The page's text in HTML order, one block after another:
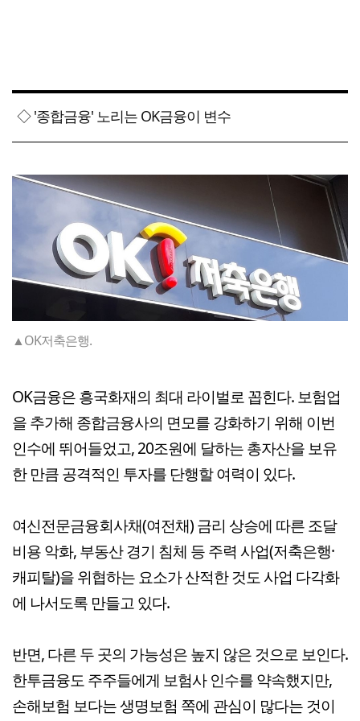
◇ '종합금융' 노리는 OK금융이 변수
▲OK저축은행.
OK금융은 흥국화재의 최대 라이벌로 꼽힌다. 보험업
을 추가해 종합금융사의 면모를 강화하기 위해 이번
인수에 뛰어들었고, 20조원에 달하는 총자산을 보유
한 만큼 공격적인 투자를 단행할 여력이 있다.
여신전문금융회사채(여전채) 금리 상승에 따른 조달
비용 악화, 부동산 경기 침체 등 주력 사업(저축은행·
캐피탈)을 위협하는 요소가 산적한 것도 사업 다각화
에 나서도록 만들고 있다.
반면, 다른 두 곳의 가능성은 높지 않은 것으로 보인다.
한투금융도 주주들에게 보험사 인수를 약속했지만,
손해보험 보다는 생명보험 쪽에 관심이 많다는 것이